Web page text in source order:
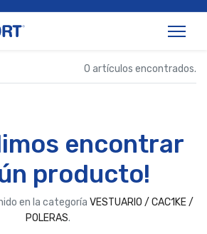
0 artículos encontrados.
encontrar
producto!
en la categoría VESTUARIO / CAC1KE /
POLERAS.